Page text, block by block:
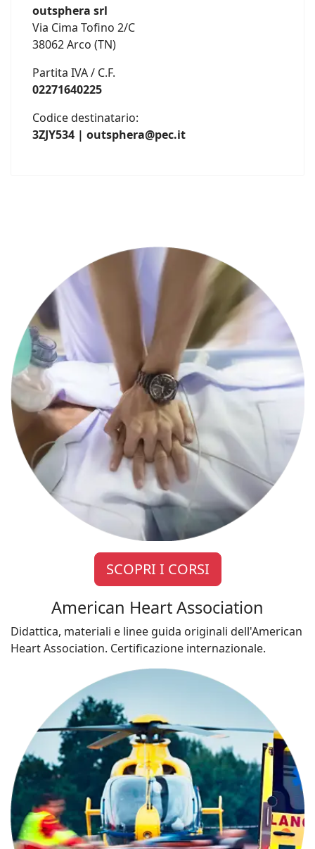
outsphera srl
Via Cima Tofino 2/C
38062 Arco (TN)
Partita IVA / C.F.
02271640225
Codice destinatario:
3ZJY534 | outsphera@pec.it
SCOPRI I CORSI
American Heart Association
Didattica, materiali e linee guida originali dell'American
Heart Association. Certificazione internazionale.